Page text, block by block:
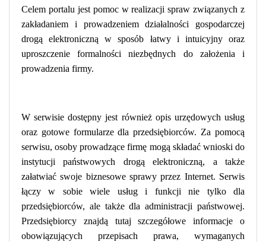
Celem portalu jest pomoc w realizacji spraw związanych z
zakładaniem i prowadzeniem działalności gospodarczej
drogą elektroniczną w sposób łatwy i intuicyjny oraz
uproszczenie formalności niezbędnych do założenia i
prowadzenia firmy.
W serwisie dostępny jest również opis urzędowych usług
oraz gotowe formularze dla przedsiębiorców. Za pomocą
serwisu, osoby prowadzące firmę mogą składać wnioski do
instytucji państwowych drogą elektroniczną, a także
załatwiać swoje biznesowe sprawy przez Internet. Serwis
łączy w sobie wiele usług i funkcji nie tylko dla
przedsiębiorców, ale także dla administracji państwowej.
Przedsiębiorcy znajdą tutaj szczegółowe informacje o
obowiązujących przepisach prawa, wymaganych